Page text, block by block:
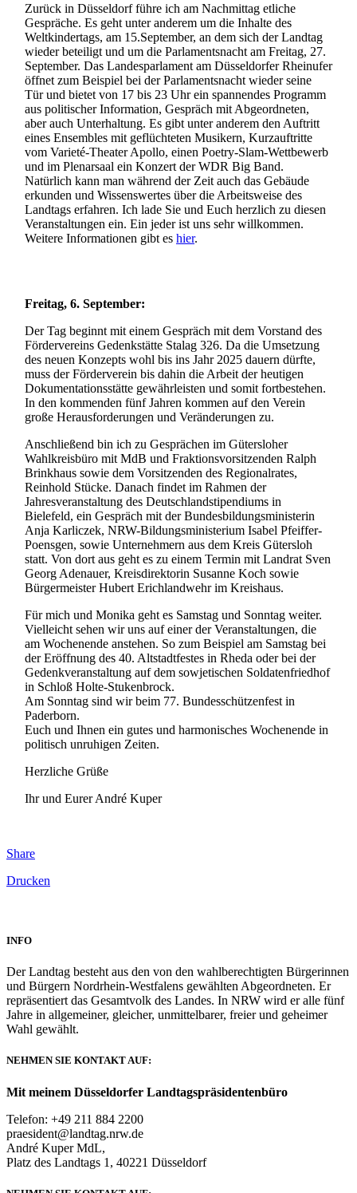
Zurück in Düsseldorf führe ich am Nachmittag etliche
Gespräche. Es geht unter anderem um die Inhalte des
Weltkindertags, am 15.September, an dem sich der Landtag
wieder beteiligt und um die Parlamentsnacht am Freitag, 27.
September. Das Landesparlament am Düsseldorfer Rheinufer
öffnet zum Beispiel bei der Parlamentsnacht wieder seine
Tür und bietet von 17 bis 23 Uhr ein spannendes Programm
aus politischer Information, Gespräch mit Abgeordneten,
aber auch Unterhaltung. Es gibt unter anderem den Auftritt
eines Ensembles mit geflüchteten Musikern, Kurzauftritte
vom Varieté-Theater Apollo, einen Poetry-Slam-Wettbewerb
und im Plenarsaal ein Konzert der WDR Big Band.
Natürlich kann man während der Zeit auch das Gebäude
erkunden und Wissenswertes über die Arbeitsweise des
Landtags erfahren. Ich lade Sie und Euch herzlich zu diesen
Veranstaltungen ein. Ein jeder ist uns sehr willkommen.
Weitere Informationen gibt es hier.
Freitag, 6. September:
Der Tag beginnt mit einem Gespräch mit dem Vorstand des
Fördervereins Gedenkstätte Stalag 326. Da die Umsetzung
des neuen Konzepts wohl bis ins Jahr 2025 dauern dürfte,
muss der Förderverein bis dahin die Arbeit der heutigen
Dokumentationsstätte gewährleisten und somit fortbestehen.
In den kommenden fünf Jahren kommen auf den Verein
große Herausforderungen und Veränderungen zu.
Anschließend bin ich zu Gesprächen im Gütersloher
Wahlkreisbüro mit MdB und Fraktionsvorsitzenden Ralph
Brinkhaus sowie dem Vorsitzenden des Regionalrates,
Reinhold Stücke. Danach findet im Rahmen der
Jahresveranstaltung des Deutschlandstipendiums in
Bielefeld, ein Gespräch mit der Bundesbildungsministerin
Anja Karliczek, NRW-Bildungsministerium Isabel Pfeiffer-
Poensgen, sowie Unternehmern aus dem Kreis Gütersloh
statt. Von dort aus geht es zu einem Termin mit Landrat Sven
Georg Adenauer, Kreisdirektorin Susanne Koch sowie
Bürgermeister Hubert Erichlandwehr im Kreishaus.
Für mich und Monika geht es Samstag und Sonntag weiter.
Vielleicht sehen wir uns auf einer der Veranstaltungen, die
am Wochenende anstehen. So zum Beispiel am Samstag bei
der Eröffnung des 40. Altstadtfestes in Rheda oder bei der
Gedenkveranstaltung auf dem sowjetischen Soldatenfriedhof
in Schloß Holte-Stukenbrock.
Am Sonntag sind wir beim 77. Bundesschützenfest in
Paderborn.
Euch und Ihnen ein gutes und harmonisches Wochenende in
politisch unruhigen Zeiten.
Herzliche Grüße
Ihr und Eurer André Kuper
Share
Drucken
INFO
Der Landtag besteht aus den von den wahlberechtigten Bürgerinnen
und Bürgern Nordrhein-Westfalens gewählten Abgeordneten. Er
repräsentiert das Gesamtvolk des Landes. In NRW wird er alle fünf
Jahre in allgemeiner, gleicher, unmittelbarer, freier und geheimer
Wahl gewählt.
NEHMEN SIE KONTAKT AUF:
Mit meinem Düsseldorfer Landtagspräsidentenbüro
Telefon: +49 211 884 2200
praesident@landtag.nrw.de
André Kuper MdL,
Platz des Landtags 1, 40221 Düsseldorf